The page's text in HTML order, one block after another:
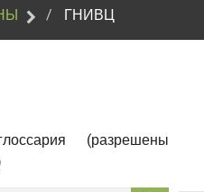
ГНИВЦ
(разрешены